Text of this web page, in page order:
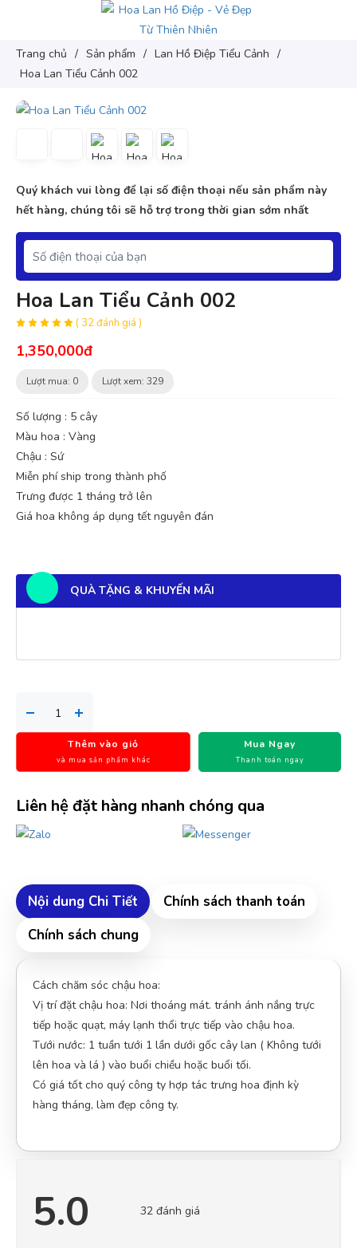
Trang chủ / Sản phẩm / Lan Hồ Điệp Tiểu Cảnh /
Hoa Lan Tiểu Cảnh 002
Quý khách vui lòng để lại số điện thoại nếu sản phẩm này
hết hàng, chúng tôi sẽ hỗ trợ trong thời gian sớm nhất
Hoa Lan Tiểu Cảnh 002
( 32 đánh giá )
1,350,000đ
Lượt mua: 0 Lượt xem: 329
Số lượng : 5 cây
Màu hoa : Vàng
Chậu : Sứ
Miễn phí ship trong thành phố
Trưng được 1 tháng trở lên
Giá hoa không áp dụng tết nguyên đán
QUÀ TẶNG & KHUYẾN MÃI
Thêm vào giỏ
và mua sản phẩm khác
Mua Ngay
Thanh toán ngay
Liên hệ đặt hàng nhanh chóng qua
Nội dung Chi Tiết
Chính sách thanh toán
Chính sách chung
Cách chăm sóc chậu hoa:
Vị trí đặt chậu hoa: Nơi thoáng mát. tránh ánh nắng trực
tiếp hoặc quạt, máy lạnh thổi trực tiếp vào chậu hoa.
Tưới nước: 1 tuần tưới 1 lần dưới gốc cây lan ( Không tưới
lên hoa và lá ) vào buổi chiều hoặc buổi tối.
Có giá tốt cho quý công ty hợp tác trưng hoa định kỳ
hàng tháng, làm đẹp công ty.
5.0 32 đánh giá